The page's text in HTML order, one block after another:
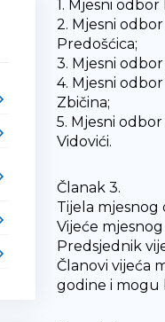
1. Mjesni
2. Mjesni
Predošćica;
3. Mjesni
4. Mjesni
Zbičina;
5. Mjesni
Vidovići.
Članak 3.
Tijela mjesnog
Vijeće
Predsjednik
Članovi vijeća
godine i mogu